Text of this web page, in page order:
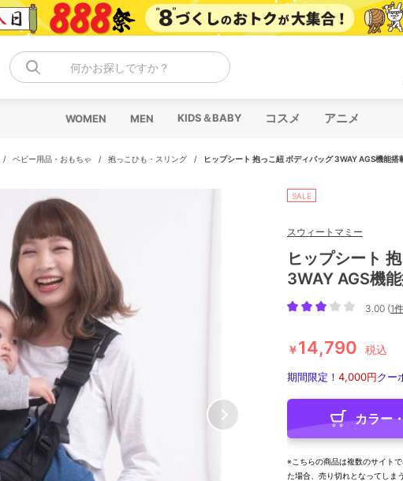
何かお探しですか？
WOMEN MEN KIDS＆BABY コスメ アニメ
/ ベビー用品・おもちゃ / 抱っこひも・スリング / ヒップシート 抱っこ紐 ボディバッグ 3WAY AGS機能搭
SALE
スウィートマミー
ヒップシート
3WAY AGS機
3.00 (1
￥14,790 税込
期間限定！ 4,000円クー
カラー
※こちらの商品は複数のサイト
た場合、売り切れとなってしま